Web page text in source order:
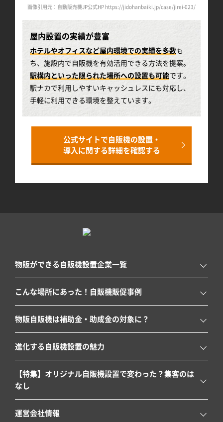
画像引用元：自動販売機JP公式HP https://jidohanbaiki.jp/case/jirei-023/
屋内設置の実績が豊富
ホテルやオフィスなど屋内環境での実績を多数も
ち、施設内で自販機を有効活用できる方法を提案。
駅構内といった限られた場所への設置も可能です。
駅ナカで利用しやすいキャッシュレスにも対応し、
手軽に利用できる環境を整えています。
公式サイトで自販機の設置・
導入に関する詳細を確認する
物販ができる自販機設置企業一覧
こんな場所にあった！自販機販促事例
物販自販機は補助金・助成金の対象に？
進化する自販機設置の魅力
【特集】オリジナル自販機設置で変わった？集客のは
なし
運営会社情報